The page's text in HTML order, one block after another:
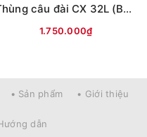
Thùng câu đài CX 32L (Bản L9) -có tựa lưng
1.750.000₫
• Sản phẩm • Giới thiệu
dẫn